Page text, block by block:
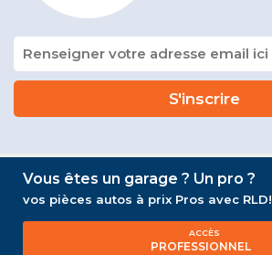
Vous êtes un garage ? Un pro ?
vos pièces autos à prix Pros avec RLD!
ACCÈS
PROFESSIONNEL